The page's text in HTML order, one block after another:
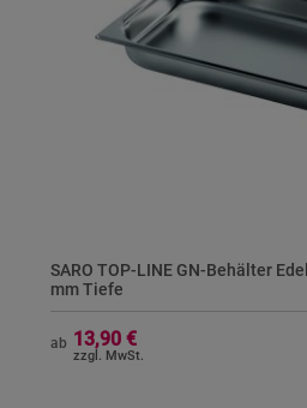
SARO TOP-LINE GN-Behälter
mm Tiefe
ab 13,90 €